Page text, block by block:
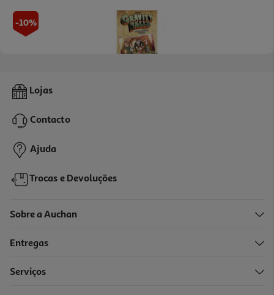
-10%
Gravity Falls - Novela Gráfica 4
20,90 € PVP de editor
18,81 €
-10%
Lojas
Contacto
Ajuda
Trocas e Devoluções
Sobre a Auchan
Entregas
Serviços